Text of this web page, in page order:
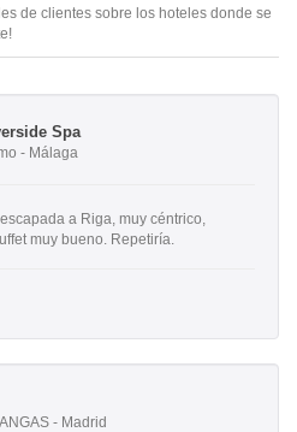
de clientes sobre los hoteles donde se
Spa
- Málaga
a Riga, muy céntrico,
muy bueno. Repetiría.
- Madrid